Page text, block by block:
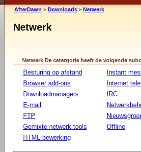
AfterDawn > Downloads > Netwerk
Netwerk
Netwerk De catergorie heeft de volgende
Besturing op afstand
Browser add-ons
Downloadmanagers
E-mail
FTP
Gemixte netwerk tools
HTML-bewerking
Instant
Internet
IRC
Offline